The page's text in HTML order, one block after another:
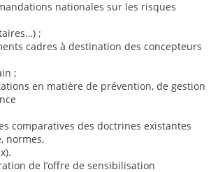
nationales sur les risques
;
cadres à destination des concepteurs
;
en matière de prévention, de gestion
comparatives des doctrines existantes
normes,
de l’offre de sensibilisation